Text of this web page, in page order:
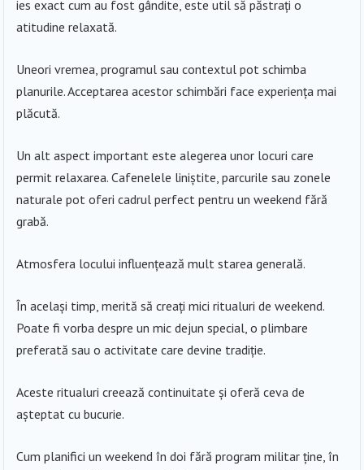
ies exact cum au fost gândite, este util să păstrați o
atitudine relaxată.
Uneori vremea, programul sau contextul pot schimba
planurile. Acceptarea acestor schimbări face experiența mai
plăcută.
Un alt aspect important este alegerea unor locuri care
permit relaxarea. Cafenelele liniștite, parcurile sau zonele
naturale pot oferi cadrul perfect pentru un weekend fără
grabă.
Atmosfera locului influențează mult starea generală.
În același timp, merită să creați mici ritualuri de weekend.
Poate fi vorba despre un mic dejun special, o plimbare
preferată sau o activitate care devine tradiție.
Aceste ritualuri creează continuitate și oferă ceva de
așteptat cu bucurie.
Cum planifici un weekend în doi fără program militar ține, în